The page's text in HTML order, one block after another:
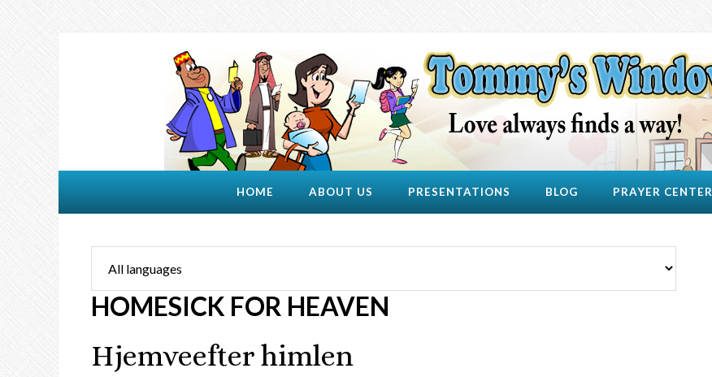
HOME ABOUT US PRESENTATIONS BLOG PRAYER CENTER
HOMESICK FOR HEAVEN
Hjemveefter himlen